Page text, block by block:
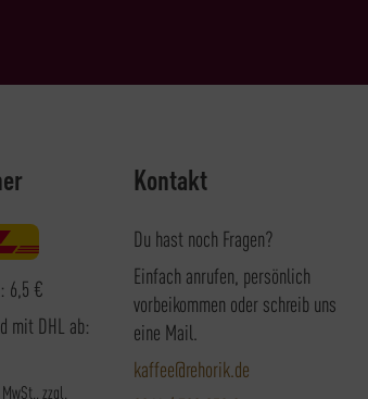
6,5 €
mit DHL ab:
zzgl.
Kontakt
Du hast noch Fragen?
Einfach anrufen, persönlich
vorbeikommen oder schreib uns
eine Mail.
kaffee@rehorik.de